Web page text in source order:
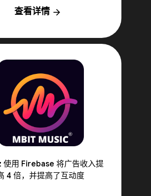
查看详情 arrow_forward
使用 Firebase 将广告收入提
4 倍，并提高了互动度